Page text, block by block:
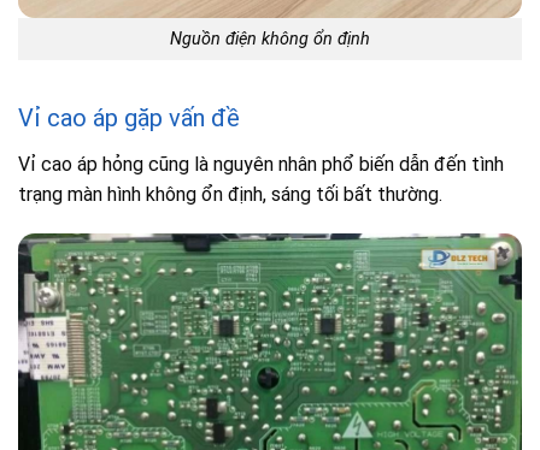
Nguồn điện không ổn định
Vỉ cao áp gặp vấn đề
Vỉ cao áp hỏng cũng là nguyên nhân phổ biến dẫn đến tình
trạng màn hình không ổn định, sáng tối bất thường.